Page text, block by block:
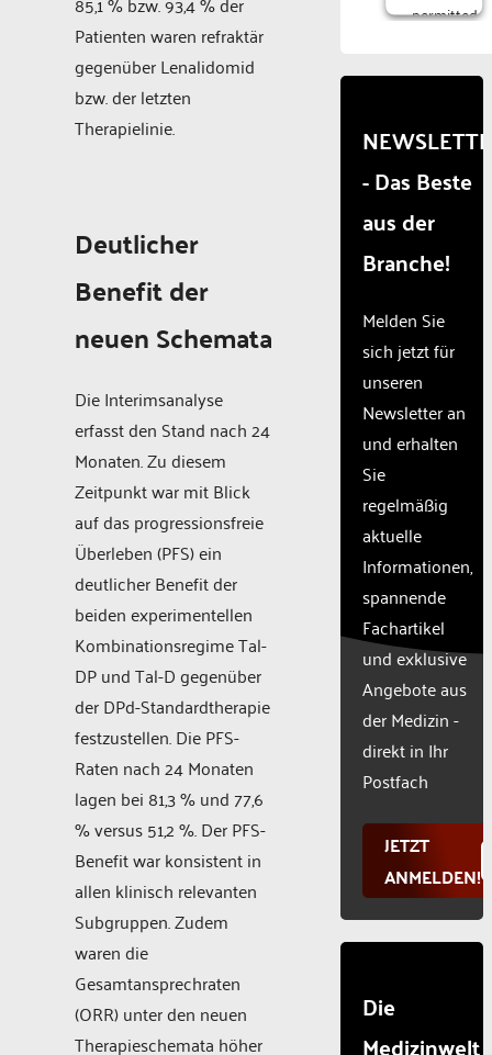
Patienten waren refraktär
gegenüber Lenalidomid
bzw. der letzten
Therapielinie.
Deutlicher
Benefit der
neuen Schemata
Die Interimsanalyse
erfasst den Stand nach 24
Monaten. Zu diesem
Zeitpunkt war mit Blick
auf das progressionsfreie
Überleben (PFS) ein
deutlicher Benefit der
beiden experimentellen
Kombinationsregime Tal-
DP und Tal-D gegenüber
der DPd-Standardtherapie
festzustellen. Die PFS-
Raten nach 24 Monaten
lagen bei 81,3 % und 77,6
% versus 51,2 %. Der PFS-
Benefit war konsistent in
allen klinisch relevanten
Subgruppen. Zudem
waren die
Gesamtansprechraten
(ORR) unter den neuen
Therapieschemata höher
permitted
due to
that
are
not
disclosed
to the
The
owner
needs
to
setup
the
site
with
CMP
to add
content
to the
list of
used.
Powered
Consent
- Das Beste
aus der
Branche!
Melden Sie
sich jetzt für
unseren
Newsletter an
und erhalten
Sie
regelmäßig
aktuelle
Informationen,
spannende
Fachartikel
und exklusive
Angebote aus
der Medizin -
direkt in Ihr
Postfach
JETZT
ANMELDEN!
Die
Medizinwelt